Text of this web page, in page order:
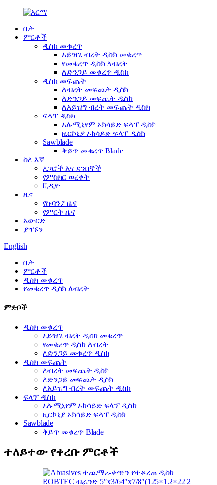
ቤት
ምርቶች
ዲስክ መቁረጥ
አይዝጌ ብረት ዲስክ መቁረጥ
የመቁረጥ ዲስክ ለብረት
ለድንጋይ መቁረጥ ዲስክ
ዲስክ መፍጨት
ለብረት መፍጨት ዲስክ
ለድንጋይ መፍጨት ዲስክ
ለአይዝግ ብረት መፍጨት ዲስክ
ፍላፕ ዲስክ
አሉሚኒየም ኦክሳይድ ፍላፕ ዲስክ
ዚርኮኒያ ኦክሳይድ ፍላፕ ዲስክ
Sawblade
ቅይጥ መቁረጥ Blade
ስለ እኛ
አጋሮች እና ደንበኞች
የምስክር ወረቀት
ቪዲዮ
ዜና
የኩባንያ ዜና
የምርት ዜና
አውርድ
ያግኙን
English
ቤት
ምርቶች
ዲስክ መቁረጥ
የመቁረጥ ዲስክ ለብረት
ምድቦች
ዲስክ መቁረጥ
አይዝጌ ብረት ዲስክ መቁረጥ
የመቁረጥ ዲስክ ለብረት
ለድንጋይ መቁረጥ ዲስክ
ዲስክ መፍጨት
ለብረት መፍጨት ዲስክ
ለድንጋይ መፍጨት ዲስክ
ለአይዝግ ብረት መፍጨት ዲስክ
ፍላፕ ዲስክ
አሉሚኒየም ኦክሳይድ ፍላፕ ዲስክ
ዚርኮኒያ ኦክሳይድ ፍላፕ ዲስክ
Sawblade
ቅይጥ መቁረጥ Blade
ተለይተው የቀረቡ ምርቶች